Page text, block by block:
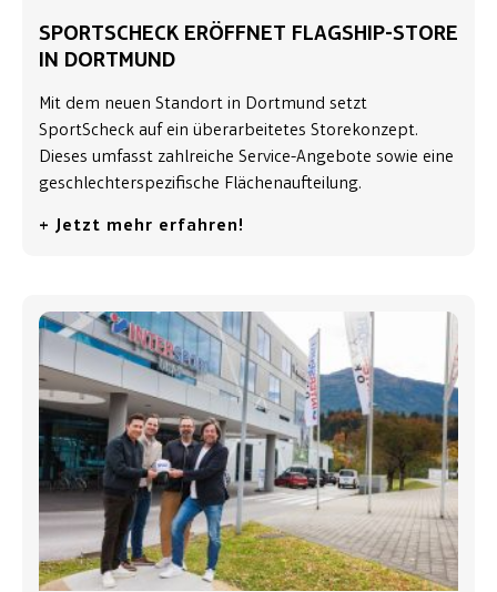
SPORTSCHECK ERÖFFNET FLAGSHIP-STORE
IN DORTMUND
Mit dem neuen Standort in Dortmund setzt
SportScheck auf ein überarbeitetes Storekonzept.
Dieses umfasst zahlreiche Service-Angebote sowie eine
geschlechterspezifische Flächenaufteilung.
+ Jetzt mehr erfahren!